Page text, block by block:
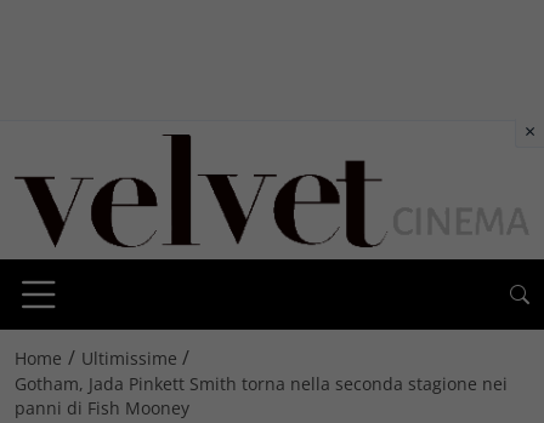
Home / Ultimissime /
Gotham, Jada Pinkett Smith torna nella seconda stagione nei
panni di Fish Mooney
×